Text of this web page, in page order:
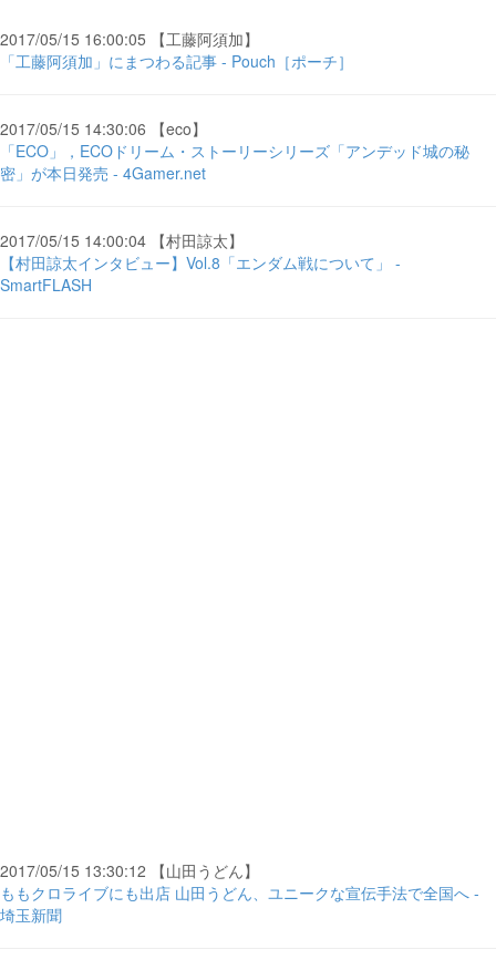
2017/05/15 16:00:05 【工藤阿須加】
「工藤阿須加」にまつわる記事 - Pouch［ポーチ］
2017/05/15 14:30:06 【eco】
「ECO」，ECOドリーム・ストーリーシリーズ「アンデッド城の秘
密」が本日発売 - 4Gamer.net
2017/05/15 14:00:04 【村田諒太】
【村田諒太インタビュー】Vol.8「エンダム戦について」 -
SmartFLASH
2017/05/15 13:30:12 【山田うどん】
ももクロライブにも出店 山田うどん、ユニークな宣伝手法で全国へ -
埼玉新聞